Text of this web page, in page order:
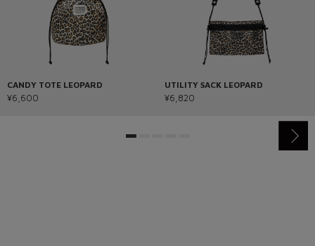
CANDY TOTE LEOPARD
¥6,600
UTILITY SACK LEOPARD
¥6,820